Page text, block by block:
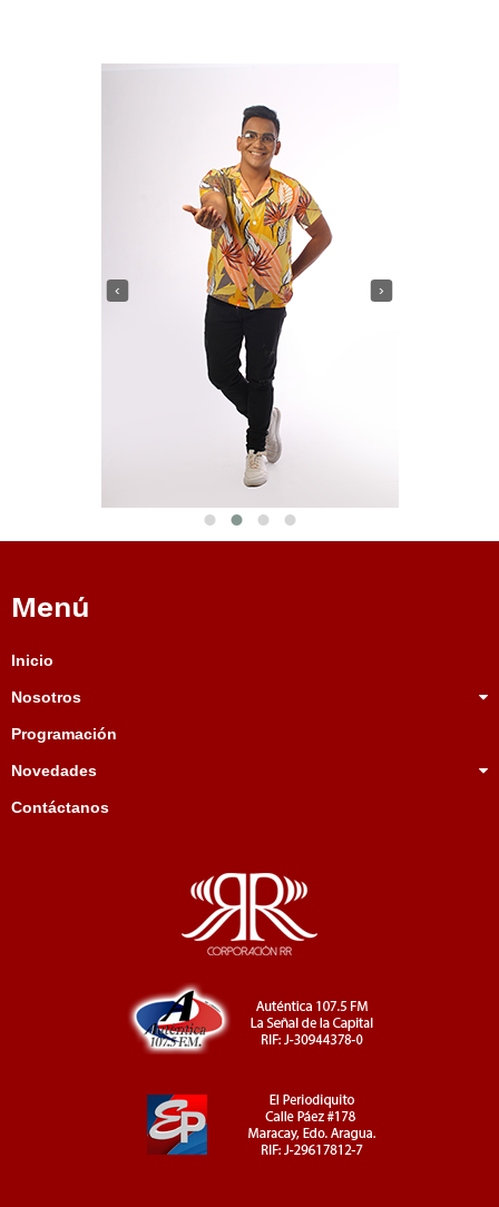
‹ ›
Menú
Inicio
Nosotros
Programación
Novedades
Contáctanos